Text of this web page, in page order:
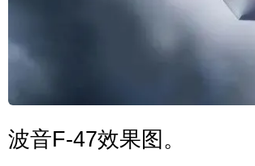
波音F-47效果图。